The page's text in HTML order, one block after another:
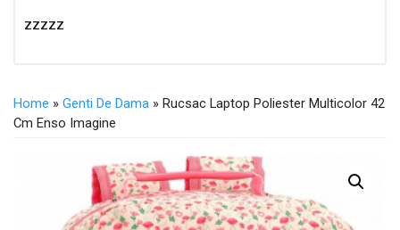
zzzzz
Home » Genti De Dama » Rucsac Laptop Poliester Multicolor 42
Cm Enso Imagine